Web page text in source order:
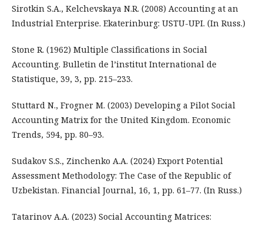
Sirotkin S.A., Kelchevskaya N.R. (2008) Accounting at an
Industrial Enterprise. Ekaterinburg: USTU-UPI. (In Russ.)
Stone R. (1962) Multiple Classifications in Social
Accounting. Bulletin de l’institut International de
Statistique, 39, 3, pp. 215–233.
Stuttard N., Frogner M. (2003) Developing a Pilot Social
Accounting Matrix for the United Kingdom. Economic
Trends, 594, pp. 80–93.
Sudakov S.S., Zinchenko A.A. (2024) Export Potential
Assessment Methodology: The Case of the Republic of
Uzbekistan. Financial Journal, 16, 1, pp. 61–77. (In Russ.)
Tatarinov A.A. (2023) Social Accounting Matrices: